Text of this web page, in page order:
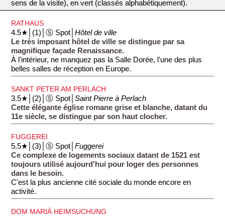
sens de la visite), en vert (classés alphabétiquement).
RATHAUS
4.5★│(1)│Ⓢ Spot│Hôtel de ville
Le très imposant hôtel de ville se distingue par sa
magnifique façade Renaissance.
À l'intérieur, ne manquez pas la Salle Dorée, l'une des plus
belles salles de réception en Europe.
SANKT PETER AM PERLACH
3.5★│(2)│Ⓢ Spot│Saint Pierre à Perlach
Cette élégante église romane grise et blanche, datant du
11e siècle, se distingue par son haut clocher.
FUGGEREI
5.5★│(3)│Ⓢ Spot│Fuggerei
Ce complexe de logements sociaux datant de 1521 est
toujours utilisé aujourd'hui pour loger des personnes
dans le besoin.
C'est la plus ancienne cité sociale du monde encore en
activité.
DOM MARIÄ HEIMSUCHUNG